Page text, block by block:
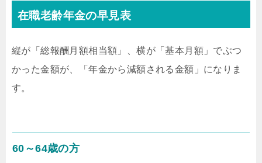
在職老齢年金の早見表
縦が「総報酬月額相当額」、横が「基本月額」でぶつ
かった金額が、「年金から減額される金額」になりま
す。
60～64歳の方